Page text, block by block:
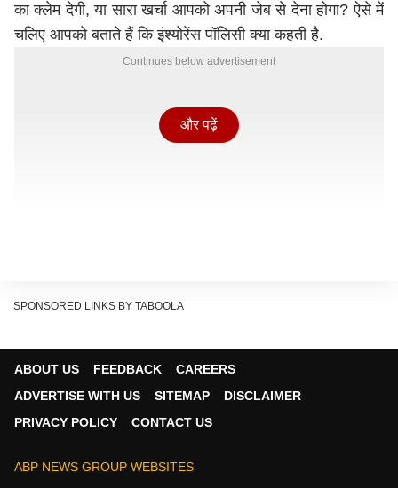
का क्लेम देगी, या सारा खर्चा आपको अपनी जेब से देना होगा? ऐसे में
चलिए आपको बताते हैं कि इंश्योरेंस पॉलिसी क्या कहती है.
Continues below advertisement
किस इंश्योरेंस में मिलेगा क्लेम?
और पढ़ें
SPONSORED LINKS BY TABOOLA
ABOUT US FEEDBACK
CAREERS
ADVERTISE WITH US
SITEMAP
DISCLAIMER
PRIVACY POLICY
CONTACT US
ABP NEWS GROUP WEBSITES